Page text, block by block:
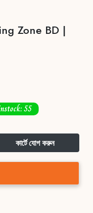
Zone BD |
55
কার্টে যোগ করুন